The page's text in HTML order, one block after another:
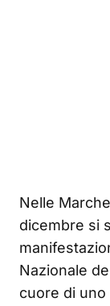
Nelle
dicembre si
Nazionale
cuore di uno